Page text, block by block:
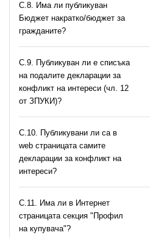
С.8. Има ли публикуван
Бюджет накратко/бюджет за
гражданите?
C.9. Публикуван ли е списъка
на подалите декларации за
конфликт на интереси (чл. 12
от ЗПУКИ)?
C.10. Публикувани ли са в
web страницата самите
декларации за конфликт на
интереси?
C.11. Има ли в Интернет
страницата секция "Профил
на купувача"?